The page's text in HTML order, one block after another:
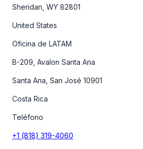
Sheridan, WY 82801
United States
Oficina de LATAM
B-209, Avalon Santa Ana
Santa Ana, San José 10901
Costa Rica
Teléfono
+1 (818) 319-4060